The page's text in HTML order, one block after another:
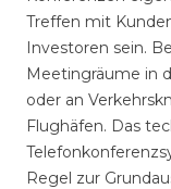
Treffen mit
Investoren sein.
Meetingräume in
oder an
Flughäfen. Das
Regel zur